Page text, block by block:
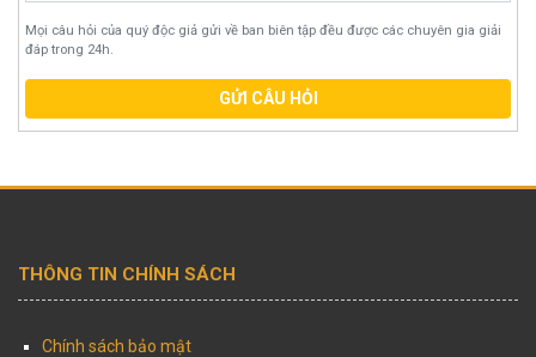
Mọi câu hỏi của quý độc giả gửi về ban biên tập đều được các chuyên gia giải
đáp trong 24h.
GỬI CÂU HỎI
THÔNG TIN CHÍNH SÁCH
Chính sách bảo mật